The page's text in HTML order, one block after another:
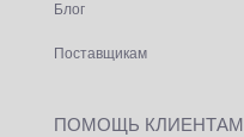
Блог
Поставщикам
ПОМОЩЬ КЛИЕНТАМ